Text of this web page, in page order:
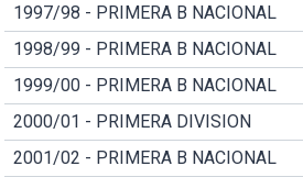
1997/98 - PRIMERA B NACIONAL
1998/99 - PRIMERA B NACIONAL
1999/00 - PRIMERA B NACIONAL
2000/01 - PRIMERA DIVISION
2001/02 - PRIMERA B NACIONAL